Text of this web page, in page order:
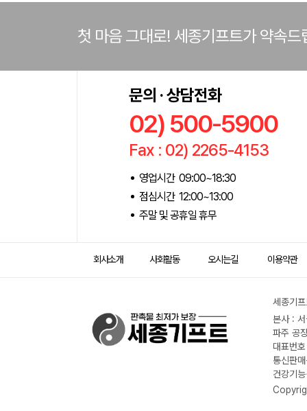
첫 마음 그대로! 세종기프트가 약속드
문의 · 상담전화
02) 500-5900
Fax : 02) 2265-4153
영업시간 09:00~18:30
점심시간 12:00~13:00
주말 및 공휴일 휴무
회사소개 사회활동 오시는길 이용약관
세종기
본사 :
파주 공
대표번
통신판
건강기